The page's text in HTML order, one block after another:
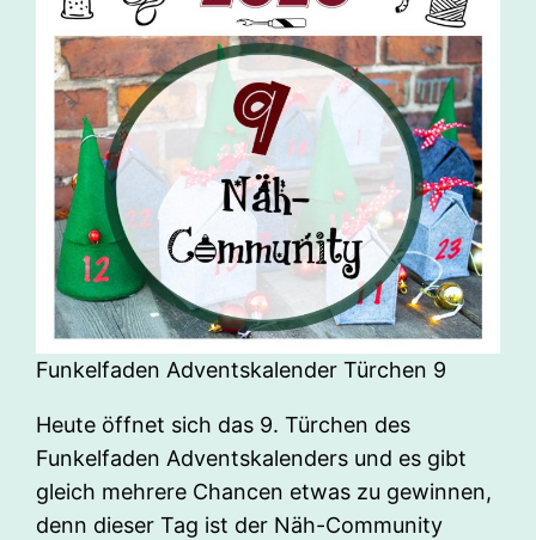
Funkelfaden Adventskalender Türchen 9
Heute öffnet sich das 9. Türchen des
Funkelfaden Adventskalenders und es gibt
gleich mehrere Chancen etwas zu gewinnen,
denn dieser Tag ist der Näh-Community